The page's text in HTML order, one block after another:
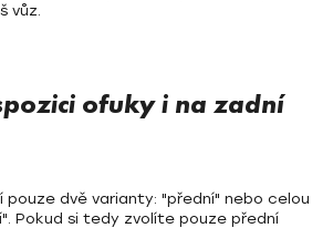
vůz.
ofuky i na zadní
pouze dvě varianty: "přední" nebo celou
Pokud si tedy zvolíte pouze přední